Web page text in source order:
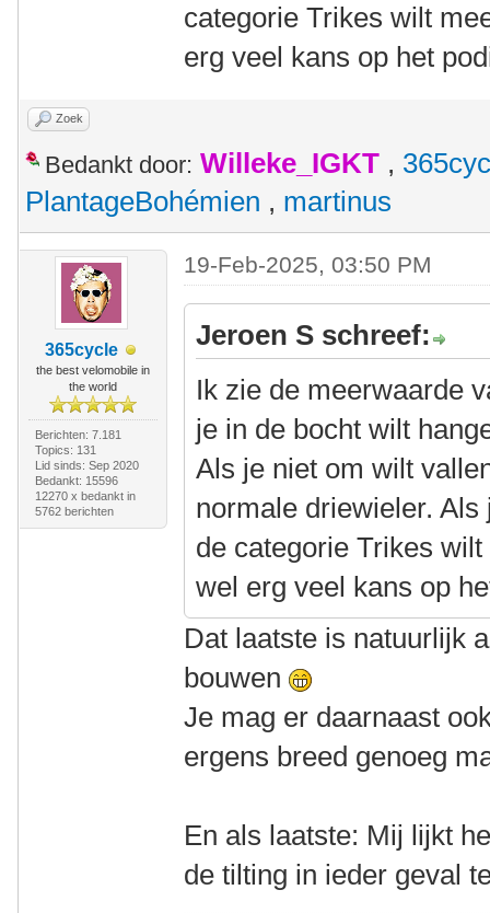
categorie Trikes wilt
erg veel kans op het
Zoek
Bedankt door: Willeke_IGKT ,
PlantageBohémien , martinus
365cycle
the best velomobile in
the world
Berichten: 7.181
Topics: 131
Lid sinds: Sep 2020
Bedankt: 15596
12270 x bedankt in
5762 berichten
19-Feb-2025, 03:50 PM
Jeroen S schreef:
Ik zie de meerwaarde
je in de bocht wilt
Als je niet om wilt
normale driewieler.
de categorie Trikes
wel erg veel kans op
Dat laatste is natuurlijk
bouwen
Je mag er daarnaast
ergens breed genoeg
En als laatste: Mij lijkt
de tilting in ieder geval